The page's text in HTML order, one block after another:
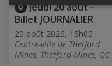
Jeudi 20 août -
Billet JOURNALIER
20 août 2026, 18h00
Centre-ville de Thetford
Mines, Thetford Mines, QC